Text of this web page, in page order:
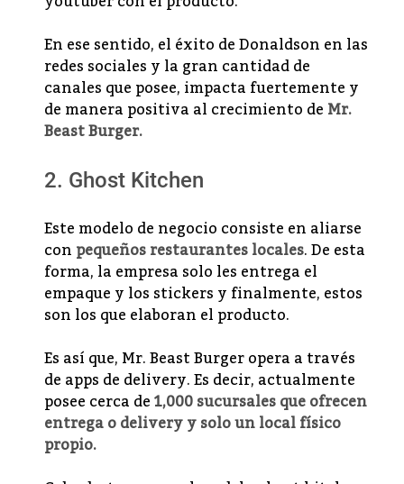
En ese sentido, el éxito de Donaldson en las
redes sociales y la gran cantidad de
canales que posee, impacta fuertemente y
de manera positiva al crecimiento deMr.
Beast Burger.
2. Ghost Kitchen
Este modelo de negocio consiste en aliarse
conpequeños restaurantes locales. De esta
forma, la empresa solo les entrega el
empaque y los stickers y finalmente, estos
son los que elaboran el producto.
Es así que, Mr. Beast Burger opera a través
de apps de delivery. Es decir, actualmente
posee cerca de1,000 sucursales que ofrecen
entrega o delivery y solo un local físico
propio.